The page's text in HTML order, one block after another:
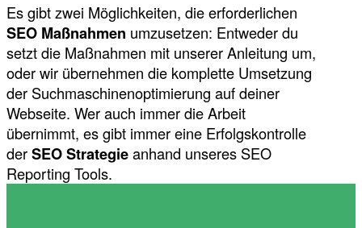
Es gibt zwei Möglichkeiten, die erforderlichen
SEO Maßnahmen umzusetzen: Entweder du
setzt die Maßnahmen mit unserer Anleitung um,
oder wir übernehmen die komplette Umsetzung
der Suchmaschinenoptimierung auf deiner
Webseite. Wer auch immer die Arbeit
übernimmt, es gibt immer eine Erfolgskontrolle
derSEO Strategieanhand unseres SEO
Reporting Tools.